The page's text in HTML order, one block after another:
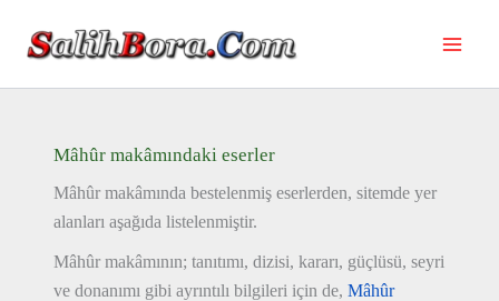
Mâhûr makâmındaki eserler
Mâhûr makâmında bestelenmiş eserlerden, sitemde yer
alanları aşağıda listelenmiştir.
Mâhûr makâmının; tanıtımı, dizisi, kararı, güçlüsü, seyri
ve donanımı gibi ayrıntılı bilgileri için de, Mâhûr